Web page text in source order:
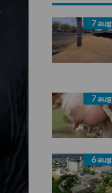
Sidebar7 aug
7 aug
6 aug